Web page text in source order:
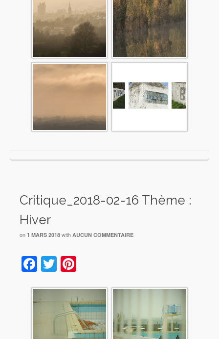
Critique_2018-02-16 Thème :
Hiver
on 1 MARS 2018 with AUCUN COMMENTAIRE
Facebook
Twitter